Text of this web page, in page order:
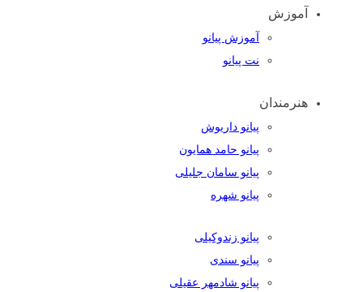
آموزش
آموزش پیانو
نت پیانو
هنرمندان
پیانو داریوش
پیانو حامد همایون
پیانو سامان جلیلی
پیانو شهره
پیانو زندوکیلی
پیانو سندی
پیانو شادمهر عقیلی